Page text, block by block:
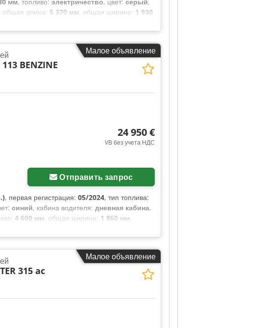
общая длина: 5 370 мм, общая ширина: 1 930
загрузки:
круиз-контроль, навигационная система,
стекол, электрорегулируемое зеркало,
Малое объявление
113 BENZINE
24 950 €
VB без учета НДС
Отправить запрос
, первая регистрация: 05/2024, тип топлива:
синий, кабина водителя: дневная кабина,
4 600 мм, общая ширина: 1 860 мм,
круиз-контроль, навигационная система,
стекол, электрорегулируемое
Малое объявление
315 ac